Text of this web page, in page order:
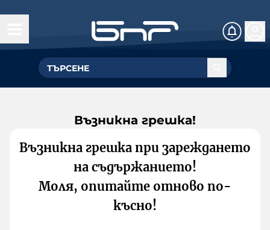
Възникна грешка!
Възникна грешка при зареждането
на съдържанието!
Моля, опитайте отново по-
късно!